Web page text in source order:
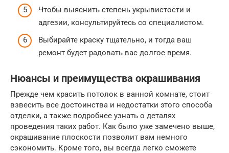
Чтобы выяснить степень укрывистости и
адгезии, консультируйтесь со специалистом.
Выбирайте краску тщательно, и тогда ваш
ремонт будет радовать вас долгое время.
Нюансы и преимущества окрашивания
Прежде чем красить потолок в ванной комнате, стоит
взвесить все достоинства и недостатки этого способа
отделки, а также подробнее узнать о деталях
проведения таких работ. Как было уже замечено выше,
окрашивание плоскости позволит вам немного
сэкономить. Кроме того, вы всегда легко сможете